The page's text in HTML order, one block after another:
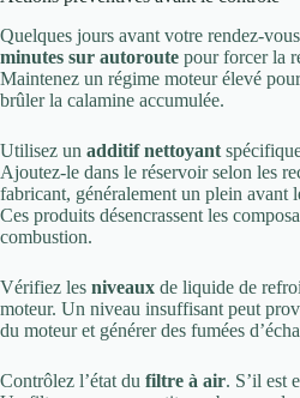
Quelques jours avant votre rendez-
minutes sur autoroute pour forcer la
Maintenez un régime moteur élevé
brûler la calamine accumulée.
Utilisez un additif nettoyant
Ajoutez-le dans le réservoir selon les
fabricant, généralement un plein avant
Ces produits désencrassent les
combustion.
Vérifiez les niveaux de liquide de
moteur. Un niveau insuffisant peut
du moteur et générer des fumées
Contrôlez l’état du filtre à air. S’il est